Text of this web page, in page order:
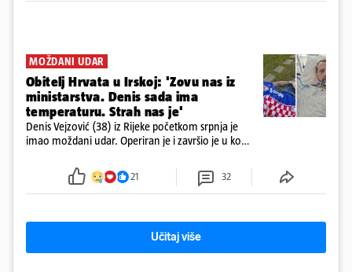
MOŽDANI UDAR
Obitelj Hrvata u Irskoj: 'Zovu nas iz
ministarstva. Denis sada ima
temperaturu. Strah nas je'
Denis Vejzović (38) iz Rijeke početkom srpnja je
imao moždani udar. Operiran je i završio je u komi.
tamošnji liječnici ne vjeruju u oporavak: 'Imamo
21 32
Učitaj više